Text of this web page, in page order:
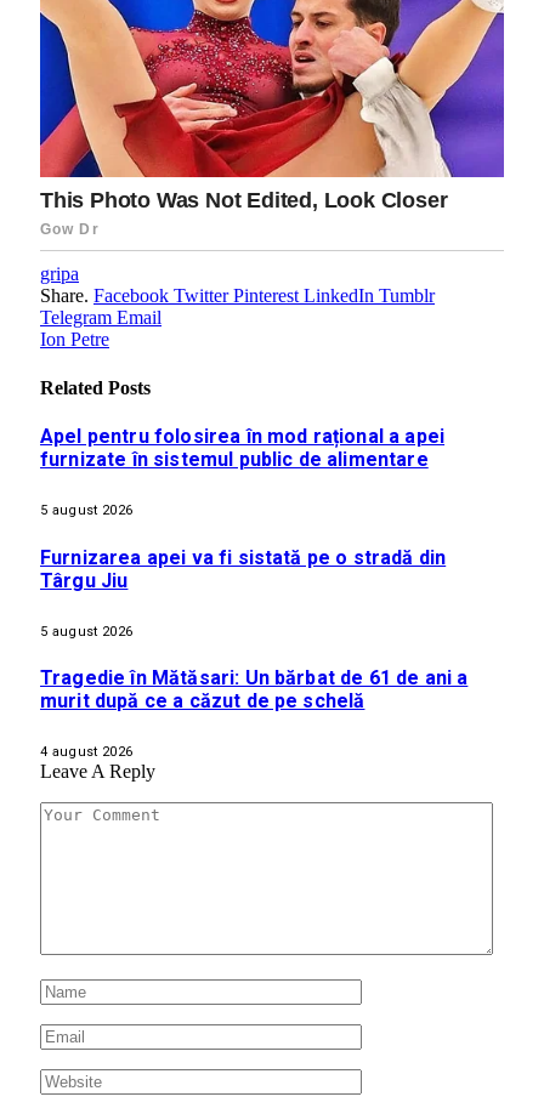
gripa
Share. Facebook Twitter Pinterest LinkedIn Tumblr
Telegram Email
Ion Petre
Related Posts
Apel pentru folosirea în mod rațional a apei
furnizate în sistemul public de alimentare
5 august 2026
Furnizarea apei va fi sistată pe o stradă din
Târgu Jiu
5 august 2026
Tragedie în Mătăsari: Un bărbat de 61 de ani a
murit după ce a căzut de pe schelă
4 august 2026
Leave A Reply